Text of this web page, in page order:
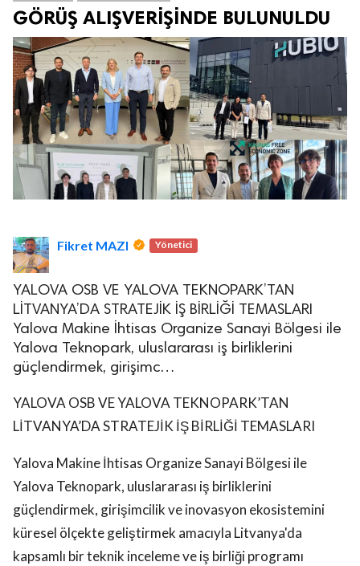
GÖRÜŞ ALIŞVERİŞİNDE BULUNULDU
Fikret MAZI Yönetici
YALOVA OSB VE YALOVA TEKNOPARK’TAN
LİTVANYA’DA STRATEJİK İŞ BİRLİĞİ TEMASLARI
Yalova Makine İhtisas Organize Sanayi Bölgesi ile
Yalova Teknopark, uluslararası iş birliklerini
güçlendirmek, girişimc…
YALOVA OSB VE YALOVA TEKNOPARK’TAN
LİTVANYA’DA STRATEJİK İŞ BİRLİĞİ TEMASLARI
Yalova Makine İhtisas Organize Sanayi Bölgesi ile
Yalova Teknopark, uluslararası iş birliklerini
güçlendirmek, girişimcilik ve inovasyon ekosistemini
küresel ölçekte geliştirmek amacıyla Litvanya'da
kapsamlı bir teknik inceleme ve iş birliği programı